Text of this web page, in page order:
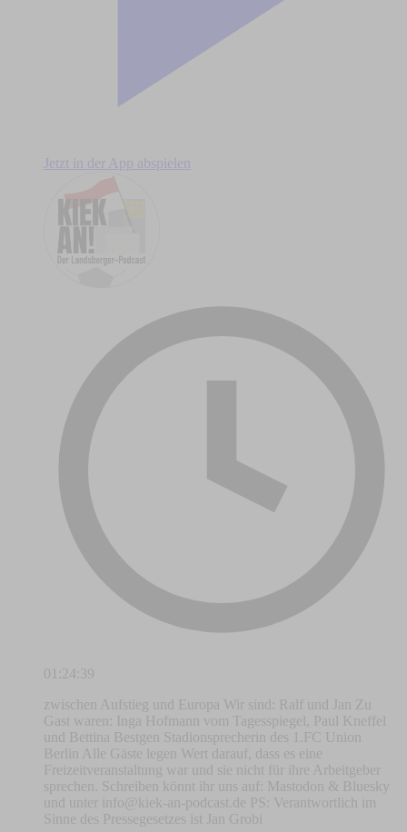
Jetzt in der App abspielen
01:24:39
zwischen Aufstieg und Europa Wir sind: Ralf und Jan Zu
Gast waren: Inga Hofmann vom Tagesspiegel, Paul Kneffel
und Bettina Bestgen Stadionsprecherin des 1.FC Union
Berlin Alle Gäste legen Wert darauf, dass es eine
Freizeitveranstaltung war und sie nicht für ihre Arbeitgeber
sprechen. Schreiben könnt ihr uns auf: Mastodon & Bluesky
und unter
info@kiek-an-podcast.de PS: Verantwortlich im
Sinne des Pressegesetzes ist Jan Grobi